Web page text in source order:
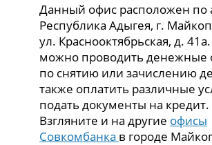
Данный офис расположен по
Республика Адыгея, г.
ул. Краснооктябрьская, д.
можно проводить денежные
по снятию или зачислению
также оплатить различные
подать документы на кредит.
Взгляните и на другие офисы
Совкомбанка в городе